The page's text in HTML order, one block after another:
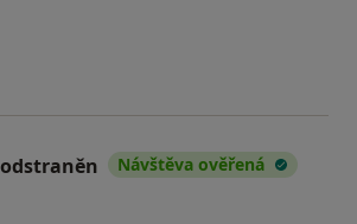
Váš účet byl odstraněn
Návštěva ověřená